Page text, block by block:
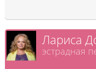
Лариса
эстрадная